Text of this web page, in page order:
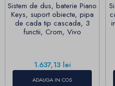
Sistem de dus, baterie Piano
Keys, suport obiecte, pipa
de cada tip cascada, 3
functii, Crom, Vivo
Pret
1.637,13 lei
ADAUGA IN COS